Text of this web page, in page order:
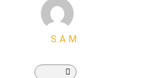
S.A M